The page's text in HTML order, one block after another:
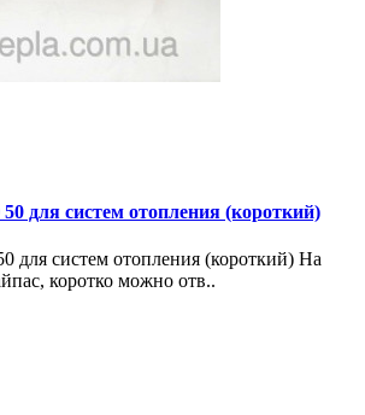
для систем отопления (короткий)
для систем отопления (короткий) На
коротко можно отв..